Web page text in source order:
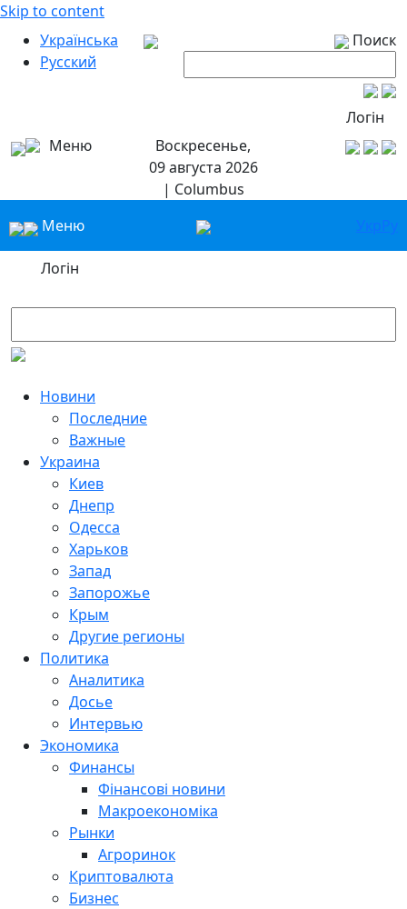
Skip to content
Українська
Русский
Поиск
Логін
Меню
Воскресенье,
09 августа 2026
| Columbus
Меню
УкрРу
Логін
Новини
Последние
Важные
Украина
Киев
Днепр
Одесса
Харьков
Запад
Запорожье
Крым
Другие регионы
Политика
Аналитика
Досье
Интервью
Экономика
Финансы
Фінансові новини
Макроекономіка
Рынки
Агроринок
Криптовалюта
Бизнес